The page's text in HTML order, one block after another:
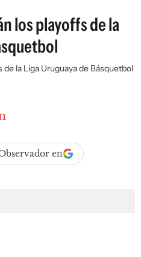
los playoffs de la
la Liga Uruguaya de Básquetbol
en